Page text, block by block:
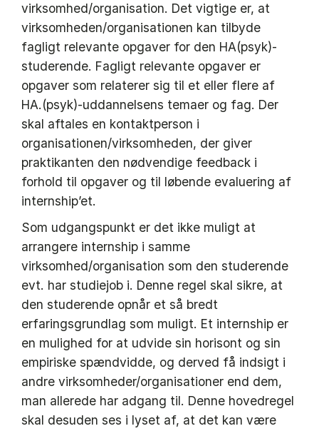
virksomhed/organisation. Det vigtige er, at
virksomheden/organisationen kan tilbyde
fagligt relevante opgaver for den HA(psyk)-
studerende. Fagligt relevante opgaver er
opgaver som relaterer sig til et eller flere af
HA.(psyk)-uddannelsens temaer og fag. Der
skal aftales en kontaktperson i
organisationen/virksomheden, der giver
praktikanten den nødvendige feedback i
forhold til opgaver og til løbende evaluering af
internship’et.
Som udgangspunkt er det ikke muligt at
arrangere internship i samme
virksomhed/organisation som den studerende
evt. har studiejob i. Denne regel skal sikre, at
den studerende opnår et så bredt
erfaringsgrundlag som muligt. Et internship er
en mulighed for at udvide sin horisont og sin
empiriske spændvidde, og derved få indsigt i
andre virksomheder/organisationer end dem,
man allerede har adgang til. Denne hovedregel
skal desuden ses i lyset af, at det kan være